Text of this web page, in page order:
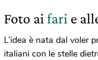
Foto ai fari e
L’idea è nata dal voler
italiani con le stelle